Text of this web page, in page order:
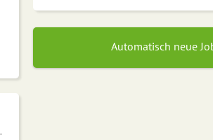
Automatisch neue